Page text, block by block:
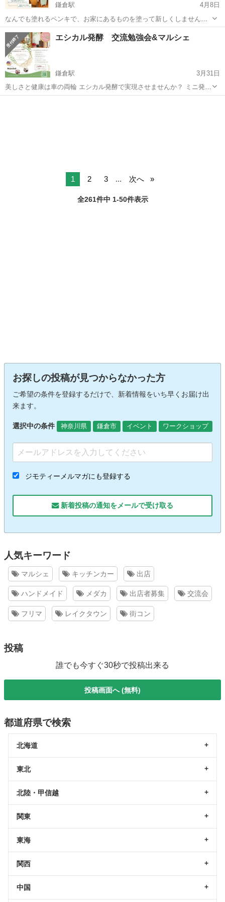
鎌倉駅
4月8日
なんでも塗れるペンキで、お家にあるものを塗って新しくしません
か？ ご⾃⾝で持ち運べるサイズのものだけを当店にお持ち込みいただ
き、ペンキで塗り替えるワークショップ。 イス・カラーボックス・電
⼦レンジ・⾃転⾞・プラスチッ...
神奈川 鎌倉市 鎌倉駅 ワークショップ
エシカル発酵 交流勉強会&マルシェ
鎌倉駅
3月31日
美しさと健康は車の両輪 エシカル発酵で実現させませんか？ ミニ発酵
ランチと沢山のヒントが詰まった勉強会です。 マルシェでは自然派の
1 2 3 ... 次へ
全261件中 1-50件表示
お探しの投稿が見つからなかった方
ご希望の条件を登録するだけで、新着情報をいち早くお届け出
来ます。
選択中の条件 神奈川県 鎌倉市 イベント ワークショップ
ジモティーメルマガにも登録する
新着投稿の通知をメールで受け取る
人気キーワード
マルシェ キッチンカー 出店
ハンドメイド メダカ 出店者募集 交流会
フリマ レイクタウン 街コン
投稿
誰でも今すぐ30秒で投稿出来る
投稿画面へ (無料)
都道府県で検索
北海道
東北
北陸・甲信越
関東
東海
関西
中国